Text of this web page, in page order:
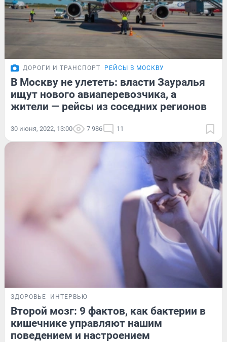
ДОРОГИ И ТРАНСПОРТ РЕЙСЫ В МОСКВУ
В Москву не улететь: власти Зауралья
ищут нового авиаперевозчика, а
жители — рейсы из соседних регионов
30 июня, 2022, 13:00 7 986 11
ЗДОРОВЬЕ ИНТЕРВЬЮ
Второй мозг: 9 фактов, как бактерии в
кишечнике управляют нашим
поведением и настроением